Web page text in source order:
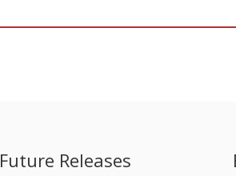
Future Releases